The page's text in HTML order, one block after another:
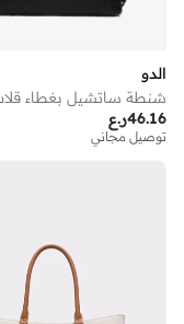
الدو
شنطة ساتشيل بغطاء
ر.ع46.16
توصيل مجاني